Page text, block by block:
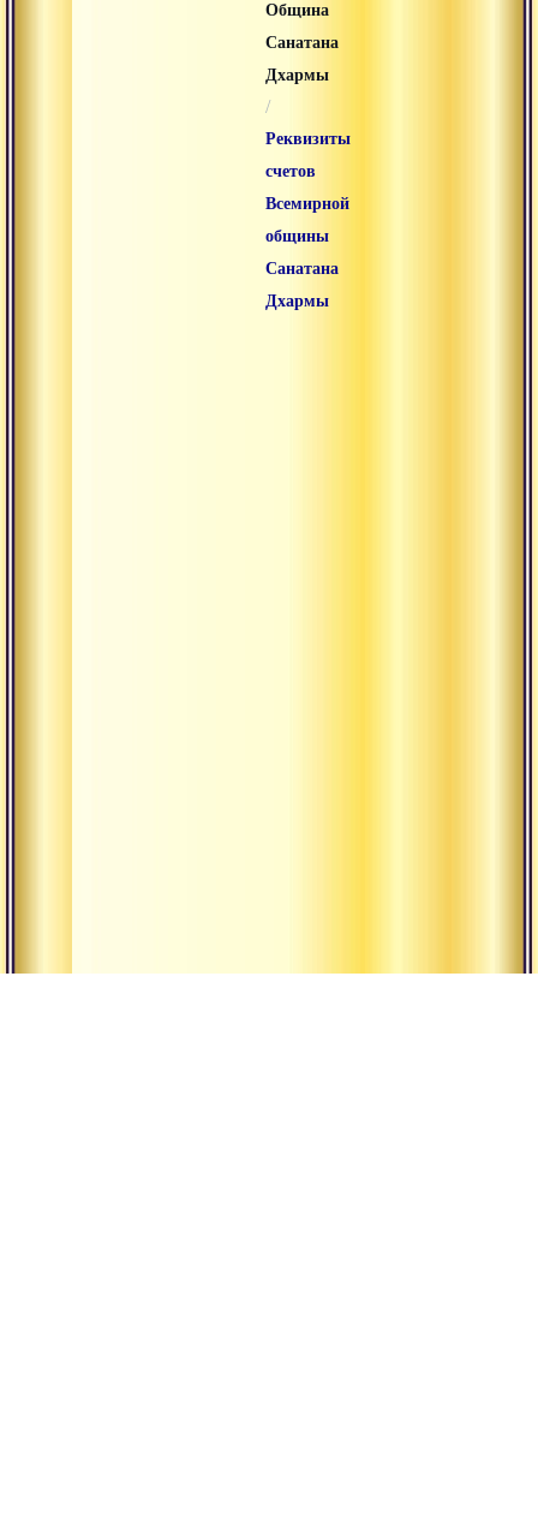
Община
Санатана
Дхармы
/
Реквизиты
счетов
Всемирной
общины
Санатана
Дхармы